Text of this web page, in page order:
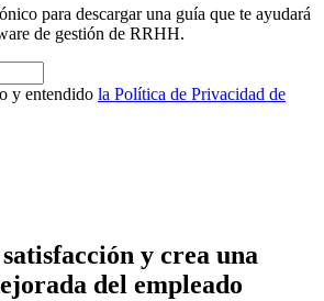
para descargar una guía que te ayudará
de gestión de RRHH.
y entendido la Política de Privacidad de
y crea una
del empleado